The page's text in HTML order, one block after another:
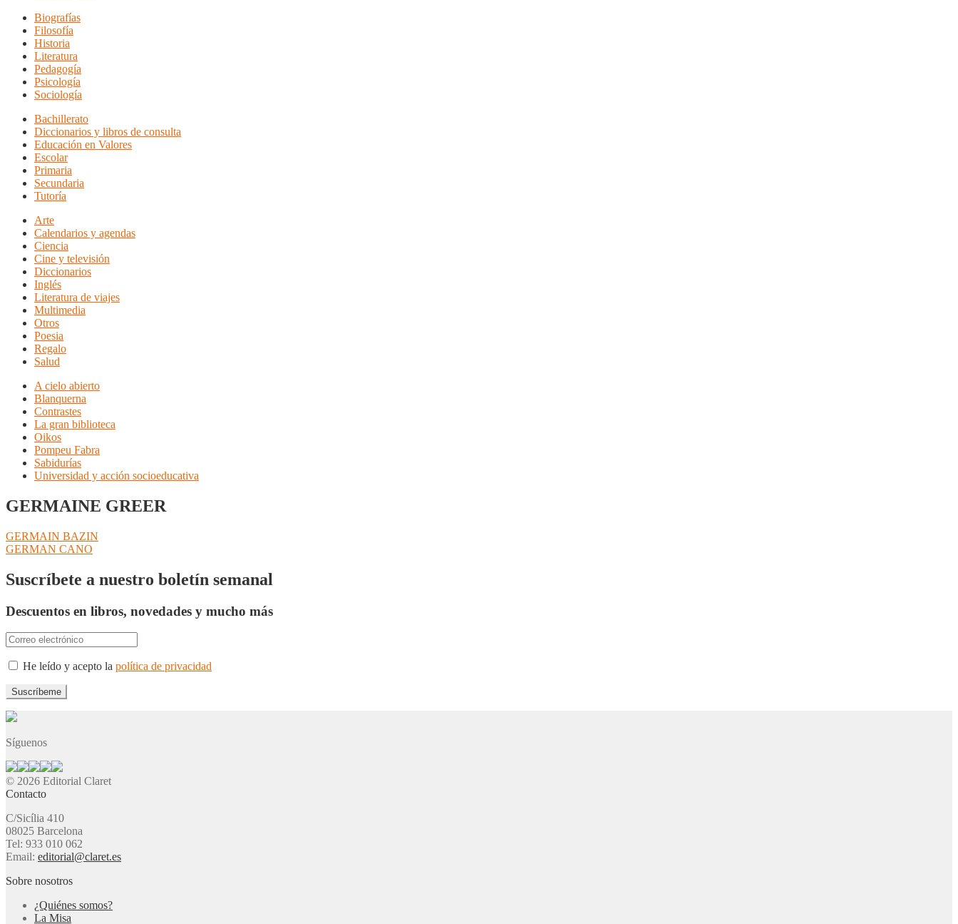
Biografías
Filosofía
Historia
Literatura
Pedagogía
Psicología
Sociología
Bachillerato
Diccionarios y libros de consulta
Educación en Valores
Escolar
Primaria
Secundaria
Tutoría
Arte
Calendarios y agendas
Ciencia
Cine y televisión
Diccionarios
Inglés
Literatura de viajes
Multimedia
Otros
Poesia
Regalo
Salud
A cielo abierto
Blanquerna
Contrastes
La gran biblioteca
Oikos
Pompeu Fabra
Sabidurías
Universidad y acción socioeducativa
GERMAINE GREER
Navegación
de
entradas
Anterior:
GERMAIN BAZIN
Siguiente:
GERMAN CANO
Suscríbete a nuestro boletín semanal
Descuentos en libros, novedades y mucho más
He leído y acepto la política de privacidad
Síguenos
© 2026 Editorial Claret
Contacto
C/Sicília 410
08025 Barcelona
Tel: 933 010 062
Email: editorial@claret.es
Sobre nosotros
¿Quiénes somos?
La Misa